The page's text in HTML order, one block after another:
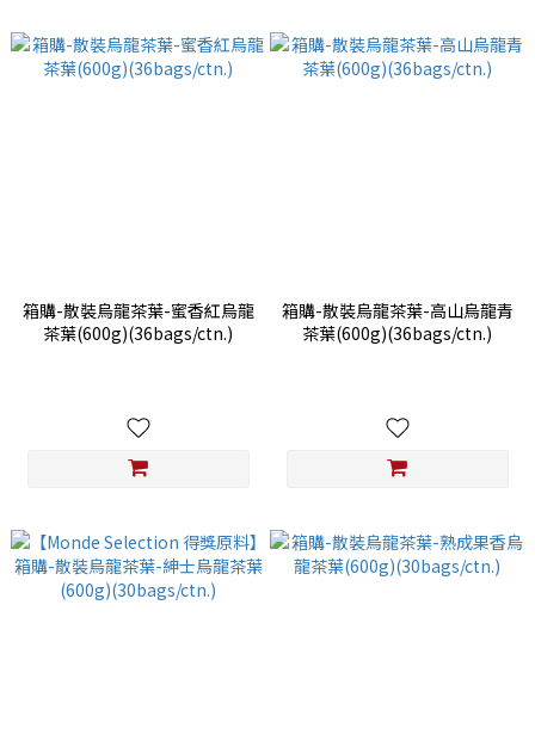
箱購-散裝烏龍茶葉-蜜香紅烏龍
茶葉(600g)(36bags/ctn.)
箱購-散裝烏龍茶葉-高山烏龍青
茶葉(600g)(36bags/ctn.)